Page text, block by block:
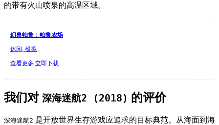
的带有火山喷泉的高温区域。
幻兽帕鲁：帕鲁农场
休闲, 模拟
查看更多 立即下载
我们对 深海迷航2 (2018) 的评价
深海迷航2 是开放世界生存游戏应追求的目标典范。从海面到海